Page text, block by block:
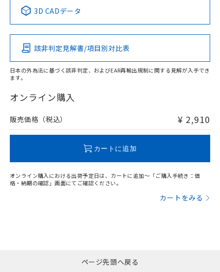
Pb Hg Cd Cr(VI)
O
在庫等で未対応品が混在する可能性があります。
問い合わせください。
この製品の規格認証/適合状況ページへ
その他の認証はこちらのページからご検索ください
3D CADデータ
該非判定見解書/項目別対比表
日本の外為法に基づく該非判定、およびEAR再輸出規制に関する見解が入手でき
ます。
オンライン購入
販売価格（税込） ¥ 2,910
カートに追加
オンライン購入における出荷予定日は、カートに追加～「ご購入手続き：価
格・納期の確認」画面にてご確認ください。
カートをみる
ページ先頭へ戻る